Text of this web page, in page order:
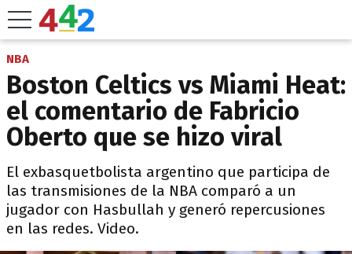
NBA
Boston Celtics vs Miami Heat:
el comentario de Fabricio
Oberto que se hizo viral
El exbasquetbolista argentino que participa de
las transmisiones de la NBA comparó a un
jugador con Hasbullah y generó repercusiones
en las redes. Video.